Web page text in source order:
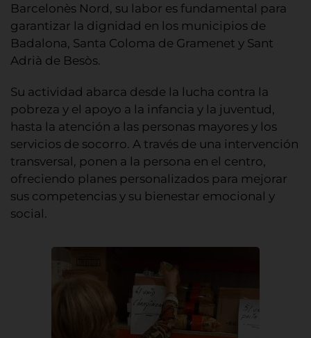
Barcelonès Nord, su labor es fundamental para
garantizar la dignidad en los municipios de
Badalona, Santa Coloma de Gramenet y Sant
Adrià de Besòs.
Su actividad abarca desde la lucha contra la
pobreza y el apoyo a la infancia y la juventud,
hasta la atención a las personas mayores y los
servicios de socorro. A través de una intervención
transversal, ponen a la persona en el centro,
ofreciendo planes personalizados para mejorar
sus competencias y su bienestar emocional y
social.